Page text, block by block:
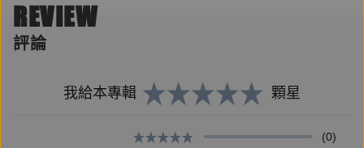
獎、凱勒獎、席勒獎、納沙泰爾學院獎、法國圖書文學
獎
我迷失了方向，一直在等你。
REVIEW
評論
我給本專輯 顆星
(0)